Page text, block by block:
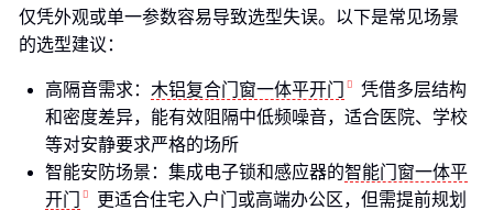
仅凭外观或单一参数容易导致选型失误。以下是常见场景
的选型建议：
高隔音需求： 木铝复合门窗一体平开门
凭借多层结构
和密度差异，能有效阻隔中低频噪音，适合医院、学校
等对安静要求严格的场所
智能安防场景：集成电子锁和感应器的智能门窗一体平
开门
更适合住宅入户门或高端办公区，但需提前规划